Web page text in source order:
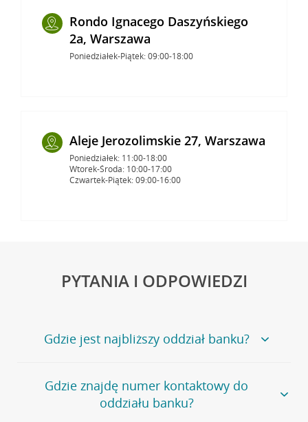
Rondo Ignacego Daszyńskiego
2a, Warszawa
Poniedziałek-Piątek: 09:00-18:00
Aleje Jerozolimskie 27, Warszawa
Poniedziałek: 11:00-18:00
Wtorek-Środa: 10:00-17:00
Czwartek-Piątek: 09:00-16:00
PYTANIA I ODPOWIEDZI
Gdzie jest najbliższy oddział banku?
Jeśli szukasz oddziału naszego banku, zapraszamy na
stronęPlacówki i bankomaty, na której znajduje się
wygodna wyszukiwarka.
Gdzie znajdę numer kontaktowy do
oddziału banku?